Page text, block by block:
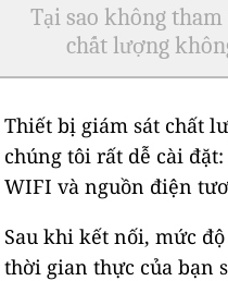
Tại sao không
chất lượng
Thiết bị giám sát chất
chúng tôi rất dễ cài
WIFI và nguồn điện
Sau khi kết nối, mức
thời gian thực của bạn